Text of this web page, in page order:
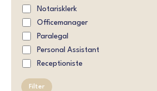
Notarisklerk
Officemanager
Paralegal
Personal Assistant
Receptioniste
Filter